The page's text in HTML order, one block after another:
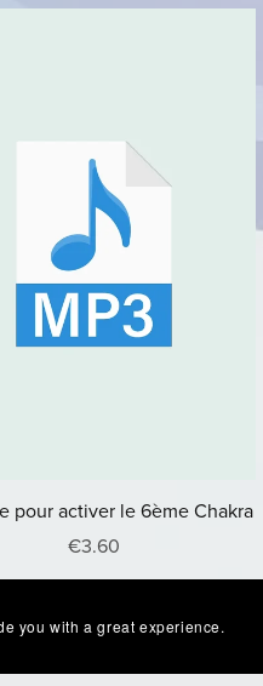
pour activer le 6ème Chakra
€3.60
you with a great experience.